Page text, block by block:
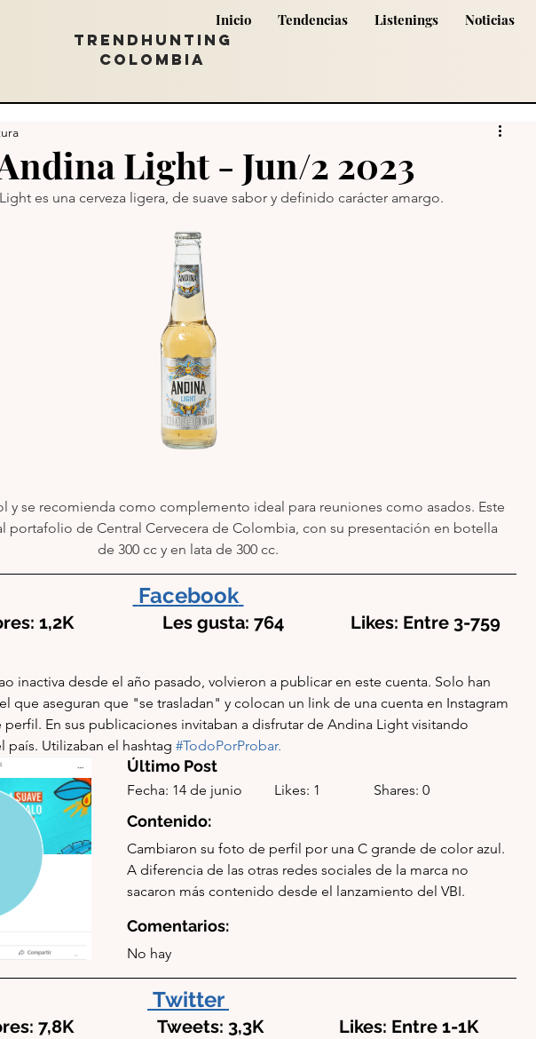
Inicio Tendencias Listenings Noticias
TRENDHUNTING
COLOMBIA
Light - Jun/2 2023
es una cerveza ligera, de suave sabor y definido carácter amargo.
y se recomienda como complemento ideal para reuniones como asados. Este
portafolio de Central Cervecera de Colombia, con su presentación en botella
de 300 cc y en lata de 300 cc.
Facebook
1,2K                    Les gusta: 764               Likes: Entre 3-759
inactiva desde el año pasado, volvieron a publicar en este cuenta. Solo han
que aseguran que "se trasladan" y colocan un link de una cuenta en Instagram
En sus publicaciones invitaban a disfrutar de Andina Light visitando
Utilizaban el hashtag #TodoPorProbar.
Último Post
Fecha: 14 de junio         Likes: 1               Shares: 0
Contenido:
Cambiaron su foto de perfil por una C grande de color azul.
A diferencia de las otras redes sociales de la marca no
sacaron más contenido desde el lanzamiento del VBI.
Comentarios:
No hay
Twitter
7,8K                   Tweets: 3,3K                 Likes: Entre 1-1K